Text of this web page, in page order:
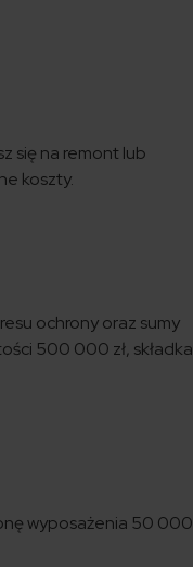
się na remont lub
koszty.
ochrony oraz sumy
500 000 zł, składka
wyposażenia 50 000